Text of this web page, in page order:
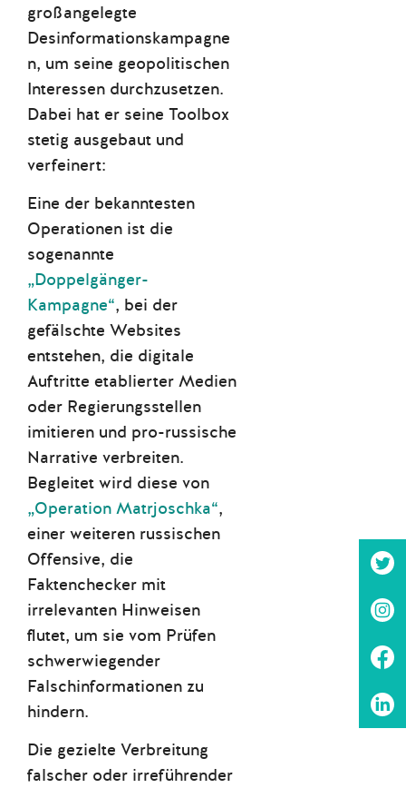
großangelegte
Desinformationskampagne
n, um seine geopolitischen
Interessen durchzusetzen.
Dabei hat er seine Toolbox
stetig ausgebaut und
verfeinert:
Eine der bekanntesten
Operationen ist die
sogenannte
„Doppelgänger-
Kampagne“, bei der
gefälschte Websites
entstehen, die digitale
Auftritte etablierter Medien
oder Regierungsstellen
imitieren und pro-russische
Narrative verbreiten.
Begleitet wird diese von
„Operation Matrjoschka“,
einer weiteren russischen
Offensive, die
Faktenchecker mit
irrelevanten Hinweisen
flutet, um sie vom Prüfen
schwerwiegender
Falschinformationen zu
hindern.
Die gezielte Verbreitung
falscher oder irreführender